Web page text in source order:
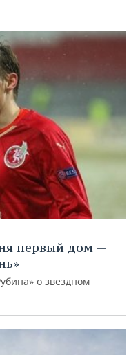
первый дом —
о звездном